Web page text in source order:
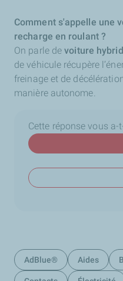
Comment s'appelle une
recharge en roulant ?
On parle devoiture
de véhicule récupère
freinage et de
manière autonome.
Cette réponse vous a-
AdBlue® Aides